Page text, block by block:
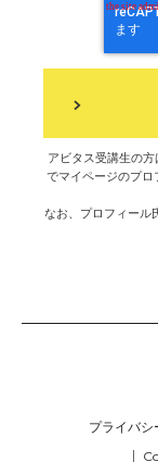
アビタス受講生の
でマイページのプ
なお、プロフィール
プライバシ